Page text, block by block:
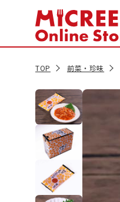
TOP 前菜・珍味